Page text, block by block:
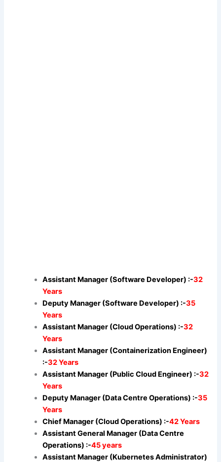
Assistant Manager (Software Developer) :-32
Years
Deputy Manager (Software Developer) :-35
Years
Assistant Manager (Cloud Operations) :-32
Years
Assistant Manager (Containerization Engineer)
:-32 Years
Assistant Manager (Public Cloud Engineer) :-32
Years
Deputy Manager (Data Centre Operations) :-35
Years
Chief Manager (Cloud Operations) :-42 Years
Assistant General Manager (Data Centre
Operations) :-45 years
Assistant Manager (Kubernetes Administrator)